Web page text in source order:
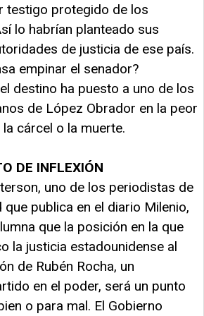
testigo protegido de los
lo habrían planteado sus
de justicia de ese país.
empinar el senador?
destino ha puesto a uno de los
de López Obrador en la peor
cárcel o la muerte.
DE INFLEXIÓN
uno de los periodistas de
publica en el diario Milenio,
que la posición en la que
la justicia estadounidense al
de Rubén Rocha, un
en el poder, será un punto
o para mal. El Gobierno